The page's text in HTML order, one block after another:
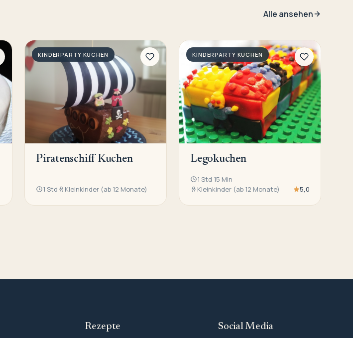
Alle ansehen
KINDERPARTY KUCHEN
Piratenschiff Kuchen
1 Std Kleinkinder (ab 12 Monate)
KINDERPARTY KUCHEN
Legokuchen
1 Std 15 Min
Kleinkinder (ab 12 Monate)
5,0
Rezepte Social Media